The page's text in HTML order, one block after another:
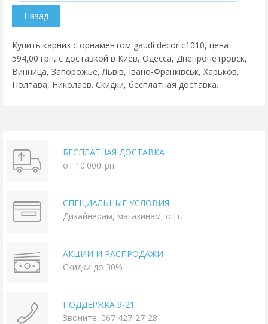
Купить карниз с орнаментом gaudi decor c1010, цена
594,00 грн, с доставкой в Киев, Одесса, Днепропетровск,
Винница, Запорожье, Львів, Івано-Франківськ, Харьков,
Полтава, Николаев. Скидки, бесплатная доставка.
БЕСПЛАТНАЯ ДОСТАВКА
от 10.000грн.
СПЕЦИАЛЬНЫЕ УСЛОВИЯ
Дизайнерам, магазинам, опт.
АКЦИИ И РАСПРОДАЖИ
Скидки до 30%
ПОДДЕРЖКА 9-21
Звоните: 067 427-27-28